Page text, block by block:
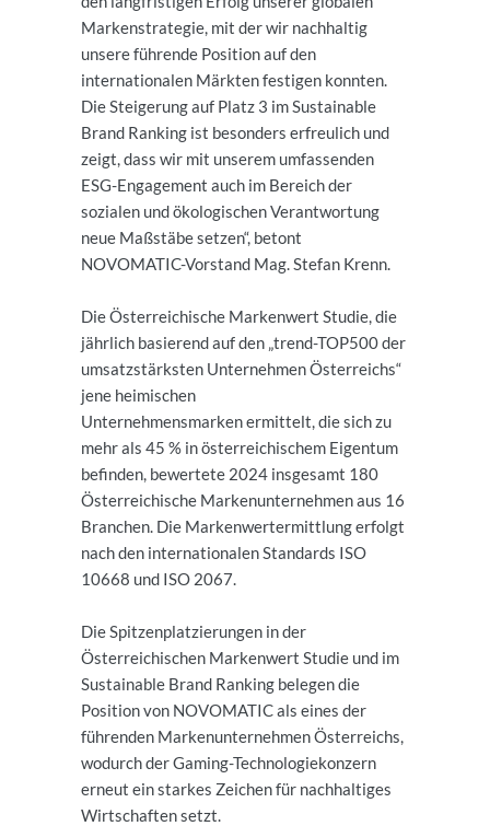
Markenstrategie, mit der wir nachhaltig
unsere führende Position auf den
internationalen Märkten festigen konnten.
Die Steigerung auf Platz 3 im Sustainable
Brand Ranking ist besonders erfreulich und
zeigt, dass wir mit unserem umfassenden
ESG-Engagement auch im Bereich der
sozialen und ökologischen Verantwortung
neue Maßstäbe setzen“, betont
NOVOMATIC-Vorstand Mag. Stefan Krenn.
Die Österreichische Markenwert Studie, die
jährlich basierend auf den „trend-TOP500 der
umsatzstärksten Unternehmen Österreichs“
jene heimischen
Unternehmensmarken ermittelt, die sich zu
mehr als 45 % in österreichischem Eigentum
befinden, bewertete 2024 insgesamt 180
Österreichische Markenunternehmen aus 16
Branchen. Die Markenwertermittlung erfolgt
nach den internationalen Standards ISO
10668 und ISO 2067.
Die Spitzenplatzierungen in der
Österreichischen Markenwert Studie und im
Sustainable Brand Ranking belegen die
Position von NOVOMATIC als eines der
führenden Markenunternehmen Österreichs,
wodurch der Gaming-Technologiekonzern
erneut ein starkes Zeichen für nachhaltiges
Wirtschaften setzt.